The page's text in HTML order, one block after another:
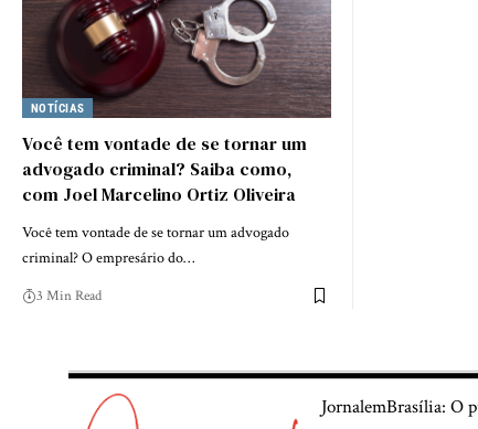
NOTÍCIAS
Você tem vontade de se tornar um
advogado criminal? Saiba como,
com Joel Marcelino Ortiz Oliveira
Você tem vontade de se tornar um advogado
criminal? O empresário do…
3 Min Read
JornalemBrasília: O